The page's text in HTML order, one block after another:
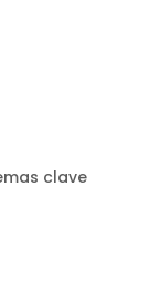
clave